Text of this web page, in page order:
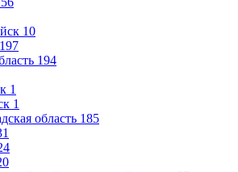
10
197
194
1
1
область 185